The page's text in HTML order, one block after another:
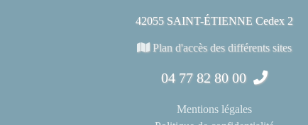
42055 SAINT-ÉTIENNE Cedex 2
Plan d'accès des différents sites
04 77 82 80 00
Mentions légales